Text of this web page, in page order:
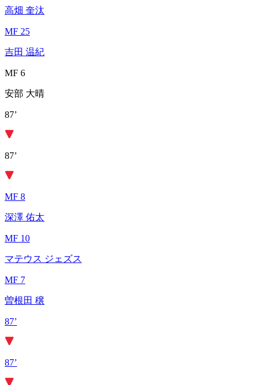
高畑 奎汰
MF 25
吉田 温紀
MF 6
安部 大晴
87’
87’
MF 8
深澤 佑太
MF 10
マテウス ジェズス
MF 7
曽根田 穣
87’
87’